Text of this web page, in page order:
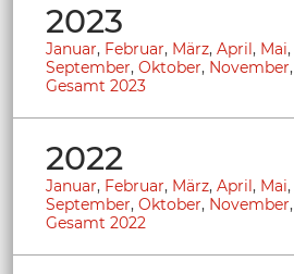
2023
Januar, Februar, März, April, Mai,
September, Oktober, November,
Gesamt 2023
2022
Januar, Februar, März, April, Mai,
September, Oktober, November,
Gesamt 2022